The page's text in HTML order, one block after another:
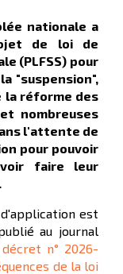
nationale a
de loi de
(PLFSS) pour
"suspension",
la réforme des
nombreuses
l'attente de
pour pouvoir
faire leur
est
au journal
décret n° 2026-
de la loi